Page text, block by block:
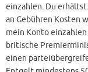
einzahlen. Du
an Gebühren Kosten
mein Konto
britische
einen